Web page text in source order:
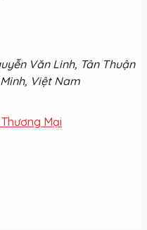
Mại
Văn Linh, Tân Thuận
Việt Nam